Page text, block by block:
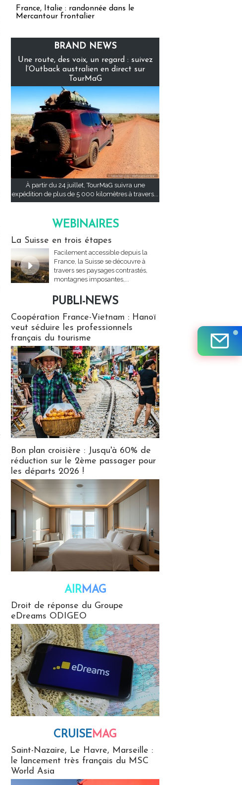
France, Italie : randonnée dans le
Mercantour frontalier
BRAND NEWS
Une route, des voix, un regard : suivez
l’Outback australien en direct sur
TourMaG
À partir du 24 juillet, TourMaG suivra une
expédition de plus de 5 000 kilomètres à travers...
WEBINAIRES
La Suisse en trois étapes
Facilement accessible depuis la
France, la Suisse se découvre à
travers ses paysages contrastés,
montagnes imposantes,...
PUBLI-NEWS
Coopération France-Vietnam : Hanoï
veut séduire les professionnels
français du tourisme
Bon plan croisière : Jusqu'à 60% de
réduction sur le 2ème passager pour
les départs 2026 !
AIRMAG
Droit de réponse du Groupe
eDreams ODIGEO
CRUISEMAG
Saint-Nazaire, Le Havre, Marseille :
le lancement très français du MSC
World Asia